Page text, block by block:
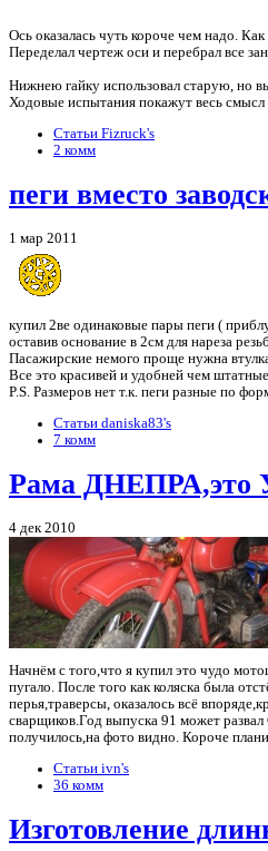
Ось оказалась чуть короче чем надо.
Переделал чертеж оси и перебрал все
Нижнею гайку использовал старую, но
Ходовые испытания покажут весь
Статьи Fizruck's
2 комм
пeги вместо
1 мар 2011
купил 2вe одинаковые пары пеги (
оставив основание в 2см для нареза
Пасажирские немого проще нужна
Все это красивей и удобней чем
P.S. Размеров нет т.к. пеги разные по
Статьи daniska83's
7 комм
Рама
4 дек 2010
Начнём с того,что я купил это чудо
пугало. После того как коляска была
перья,траверсы, оказалось всё
сварщиков.Год выпуска 91 может
получилось,на фото видно. Короче
Статьи ivn's
36 комм
Изготовление